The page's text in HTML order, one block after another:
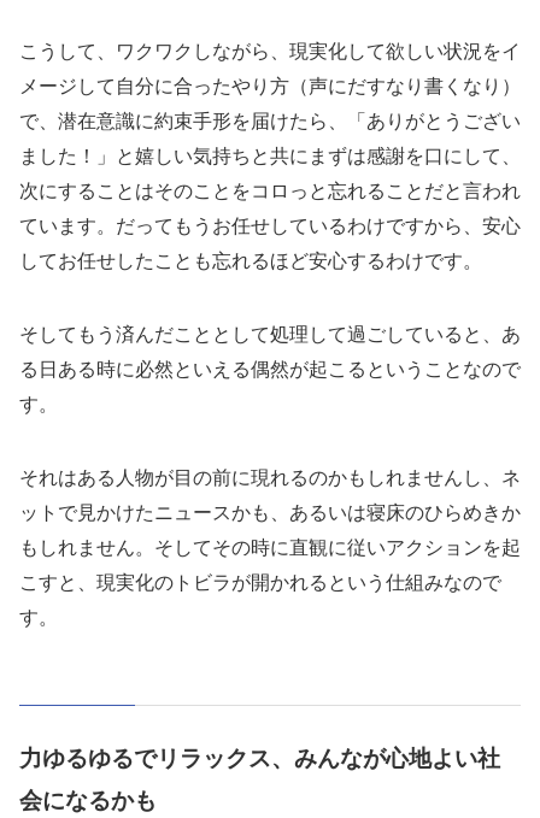
こうして、ワクワクしながら、現実化して欲しい状況をイ
メージして自分に合ったやり方（声にだすなり書くなり）
で、潜在意識に約束手形を届けたら、「ありがとうござい
ました！」と嬉しい気持ちと共にまずは感謝を口にして、
次にすることはそのことをコロっと忘れることだと言われ
ています。だってもうお任せしているわけですから、安心
してお任せしたことも忘れるほど安心するわけです。
そしてもう済んだこととして処理して過ごしていると、あ
る日ある時に必然といえる偶然が起こるということなので
す。
それはある人物が目の前に現れるのかもしれませんし、ネ
ットで見かけたニュースかも、あるいは寝床のひらめきか
もしれません。そしてその時に直観に従いアクションを起
こすと、現実化のトビラが開かれるという仕組みなので
す。
力ゆるゆるでリラックス、みんなが心地よい社
会になるかも